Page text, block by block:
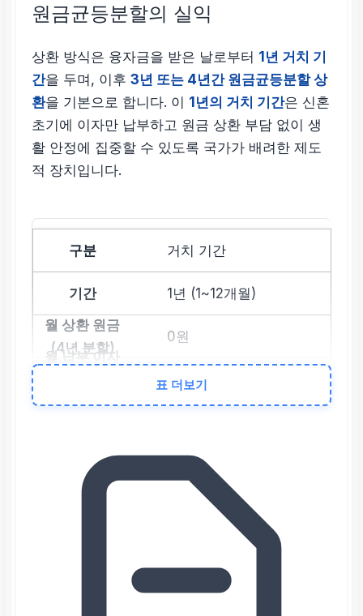
원금균등분할의 실익
상환 방식은 융자금을 받은 날로부터 1년 거치 기
간을 두며, 이후3년 또는 4년간 원금균등분할 상
환을 기본으로 합니다. 이 1년의 거치 기간은 신혼
초기에 이자만 납부하고 원금 상환 부담 없이 생
활 안정에 집중할 수 있도록 국가가 배려한 제도
적 장치입니다.
거치 기간
1년 (1~12개월)
0원
약 15,625원
4년 (13~60개월)
약 260,416원
에 따라 체감
표 더보기